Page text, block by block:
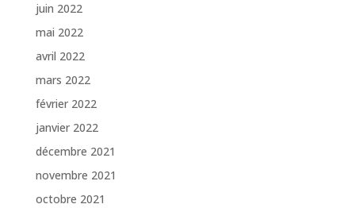
juin 2022
mai 2022
avril 2022
mars 2022
février 2022
janvier 2022
décembre 2021
novembre 2021
octobre 2021